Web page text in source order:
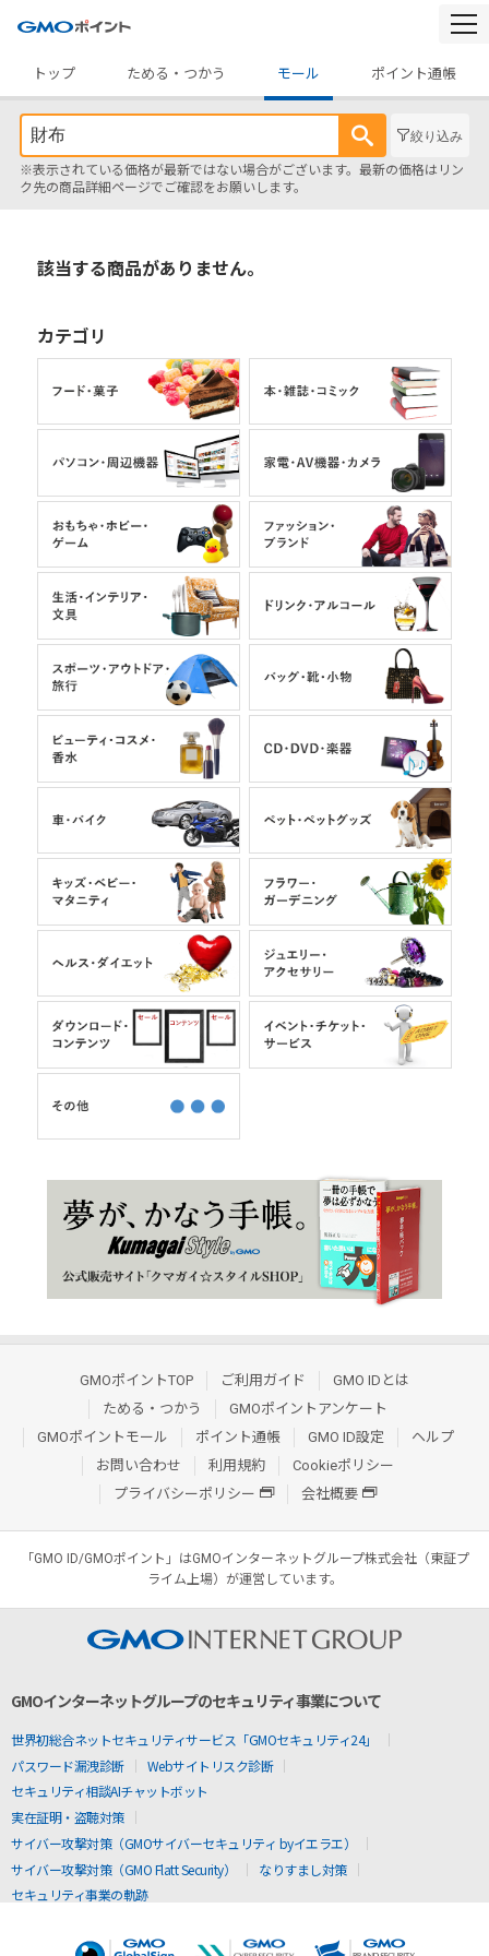
トップ
ためる・つかう モール ポイント通帳
絞り込み
※表示されている価格が最新ではない場合がございます。最新の価格はリン
ク先の商品詳細ページでご確認をお願いします。
該当する商品がありません。
カテゴリ
GMOポイントTOP ご利用ガイド
GMO IDとは
ためる・つかう
GMOポイントアンケート
GMOポイントモール
ポイント通帳 GMO ID設定
ヘルプ
お問い合わせ
利用規約
Cookieポリシー
プライバシーポリシー
会社概要
「GMO ID/GMOポイント」はGMOインターネットグループ株式会社（東証プ
ライム上場）が運営しています。
GMOインターネットグループのセキュリティ事業について
世界初総合ネットセキュリティサービス「GMOセキュリティ24」
パスワード漏洩診断
Webサイトリスク診断
セキュリティ相談AIチャットボット
実在証明・盗聴対策
サイバー攻撃対策（GMOサイバーセキュリティ byイエラエ）
サイバー攻撃対策（GMO Flatt Security）
なりすまし対策
セキュリティ事業の軌跡